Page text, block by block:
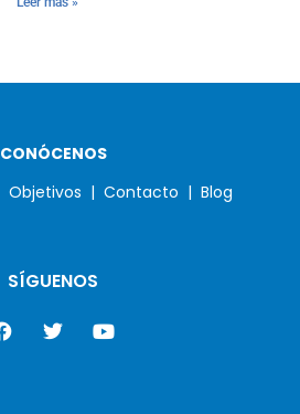
CONÓCENOS
Objetivos | Contacto | Blog
SÍGUENOS